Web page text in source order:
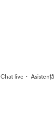
Chat live ·